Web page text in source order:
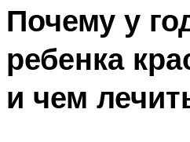
Почему у
ребенка
и чем